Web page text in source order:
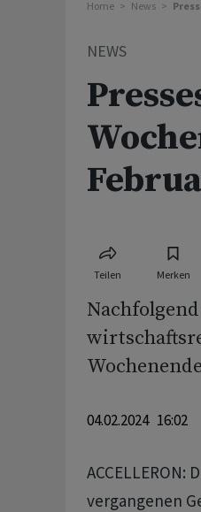
Home News
NEWS
Teilen Merken
04.02.2024 16:02
vergangenen